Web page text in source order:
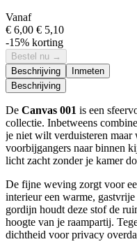
Vanaf
€ 6,00 € 5,10
-15% korting
Bestel nu →
Beschrijving
Inmeten
Beschrijving
De Canvas 001 is een
collectie. Inbetweens
je niet wilt verduisteren
voorbijgangers naar binnen
licht zacht zonder je kamer
De fijne weving zorgt voor
interieur een warme,
gordijn houdt deze stof de
hoogte van je raampartij.
dichtheid voor privacy